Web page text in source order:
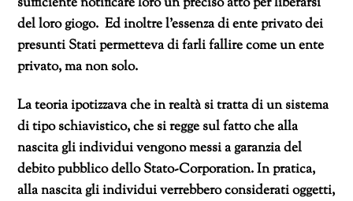
del loro giogo. Ed inoltre l’essenza di ente privato dei
presunti Stati permetteva di farli fallire come un ente
privato, ma non solo.
La teoria ipotizzava che in realtà si tratta di un sistema
di tipo schiavistico, che si regge sul fatto che alla
nascita gli individui vengono messi a garanzia del
debito pubblico dello Stato-Corporation. In pratica,
alla nascita gli individui verrebbero considerati oggetti,